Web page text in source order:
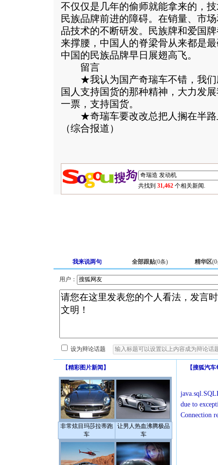
不仅仅是几年的偷师就能拿来的，
民族品牌前进的障碍。在销量、市
品技术的不断研发。民族牌和爱国
来撑腰，中国人的脊梁骨从来都是
中国的民族品牌早日展翅高飞。
留言
★我认为国产奇瑞车不错，我们
国人支持国货的那种精神，大力发
一票，支持国货。
★奇瑞车要改改总把人搁在半路
（综合报道）
共找到 31,462 个相关新闻.
我来说两句 全部跟贴(0条) 精华区(0
用户：
设为辩论话题
【精彩图片新闻 】
非常炫目玛莎拉蒂跑
车
让男人热血沸腾极品
车
【搜狐汽车
due to
Connection